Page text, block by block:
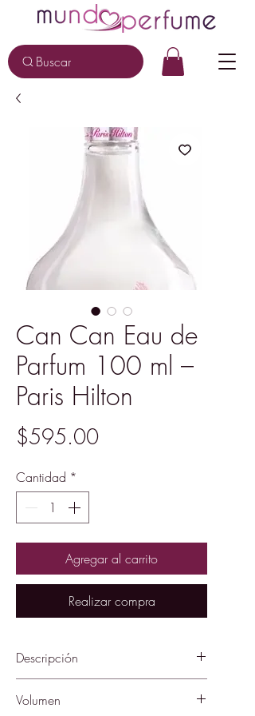
Buscar
Can Can Eau de
Parfum 100 ml –
Paris Hilton
$595.00Precio
Cantidad *
Agregar al carrito
Realizar compra
Descripción
es la combinación perfecta entre
Volumen